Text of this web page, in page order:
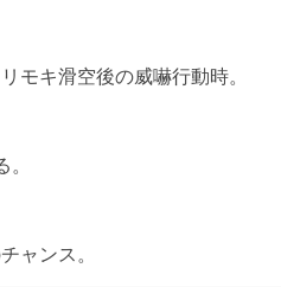
モキ滑空後の威嚇行動時。
ャンス。